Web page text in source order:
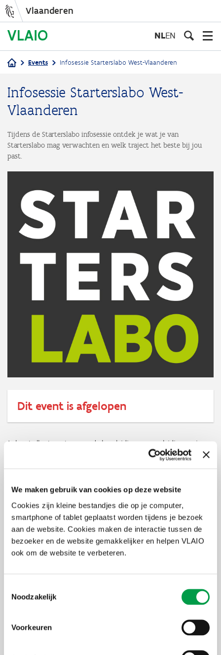
We maken gebruik van cookies op deze website
Cookies zijn kleine bestandjes die op je computer,
smartphone of tablet geplaatst worden tijdens je bezoek
aan de website. Cookies maken de interactie tussen de
bezoeker en de website gemakkelijker en helpen VLAIO
ook om de website te verbeteren.
Noodzakelijk
Voorkeuren
Vlaanderen
NLEN
Events Infosessie Starterslabo West-Vlaanderen
Infosessie Starterslabo West-
Vlaanderen
Tijdens de Starterslabo infosessie ontdek je wat je van
Starterslabo mag verwachten en welk traject het beste bij jou
past.
Dit event is afgelopen
Je komt alles te weten over de begeleidingen en opleidingen via
Jumpstarters : begeleiding tijdens de opstart van je zaak
Waarom starterslabo?
Persoonlijke en ongedwongen aanpak
Ervaren coaches die met je meedenken
om deze inhoud te